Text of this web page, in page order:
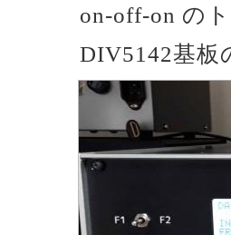
on-off-on の
DIV5142基板